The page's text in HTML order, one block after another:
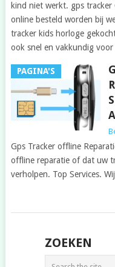
kind niet werkt. gps
online besteld worden bij
tracker kids horloge
ook snel en vakkundig
PAGINA'S
Gps Tracker offline
offline reparatie of dat uw
verholpen. Top Services.
POSTS
NAVIGATION
ZOEKEN